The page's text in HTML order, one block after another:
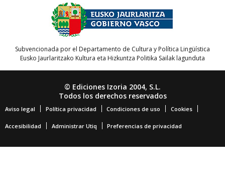
Subvencionada por el Departamento de Cultura y Política Lingüística
Eusko Jaurlaritzako Kultura eta Hizkuntza Politika Sailak lagunduta
© Ediciones Izoria 2004, S.L.
Todos los derechos reservados
Aviso legal Política privacidad Condiciones de uso Cookies
Accesibilidad Administrar Utiq Preferencias de privacidad